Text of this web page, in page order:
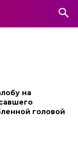
на
головой